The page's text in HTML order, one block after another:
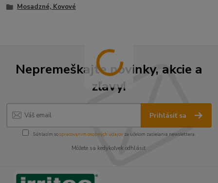
Mosadzné, Kovové
Nepremeškajte novinky, akcie a
zľavy!
Prihlásiť sa
Súhlasím sospracovaním osobných údajov za účelom zasielania newslettera.
Môžete sa kedykoľvek odhlásiť.